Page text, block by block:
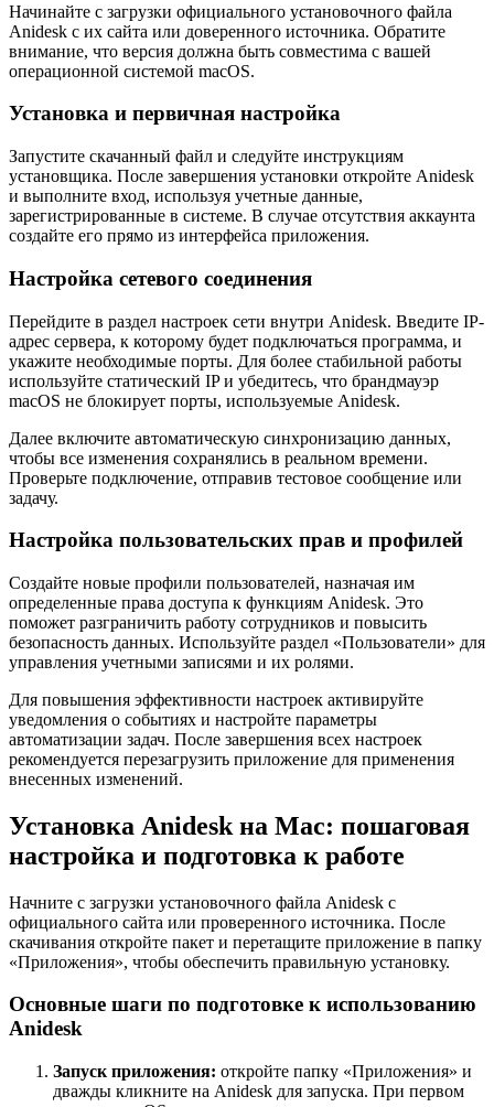
Начинайте с загрузки официального установочного файла
Anidesk с их сайта или доверенного источника. Обратите
внимание, что версия должна быть совместима с вашей
операционной системой macOS.
Установка и первичная настройка
Запустите скачанный файл и следуйте инструкциям
установщика. После завершения установки откройте Anidesk
и выполните вход, используя учетные данные,
зарегистрированные в системе. В случае отсутствия аккаунта
создайте его прямо из интерфейса приложения.
Настройка сетевого соединения
Перейдите в раздел настроек сети внутри Anidesk. Введите IP-
адрес сервера, к которому будет подключаться программа, и
укажите необходимые порты. Для более стабильной работы
используйте статический IP и убедитесь, что брандмауэр
macOS не блокирует порты, используемые Anidesk.
Далее включите автоматическую синхронизацию данных,
чтобы все изменения сохранялись в реальном времени.
Проверьте подключение, отправив тестовое сообщение или
задачу.
Настройка пользовательских прав и профилей
Создайте новые профили пользователей, назначая им
определенные права доступа к функциям Anidesk. Это
поможет разграничить работу сотрудников и повысить
безопасность данных. Используйте раздел «Пользователи» для
управления учетными записями и их ролями.
Для повышения эффективности настроек активируйте
уведомления о событиях и настройте параметры
автоматизации задач. После завершения всех настроек
рекомендуется перезагрузить приложение для применения
внесенных изменений.
Установка Anidesk на Mac: пошаговая
настройка и подготовка к работе
Начните с загрузки установочного файла Anidesk с
официального сайта или проверенного источника. После
скачивания откройте пакет и перетащите приложение в папку
«Приложения», чтобы обеспечить правильную установку.
Основные шаги по подготовке к использованию
Anidesk
Запуск приложения: откройте папку «Приложения» и
дважды кликните на Anidesk для запуска. При первом